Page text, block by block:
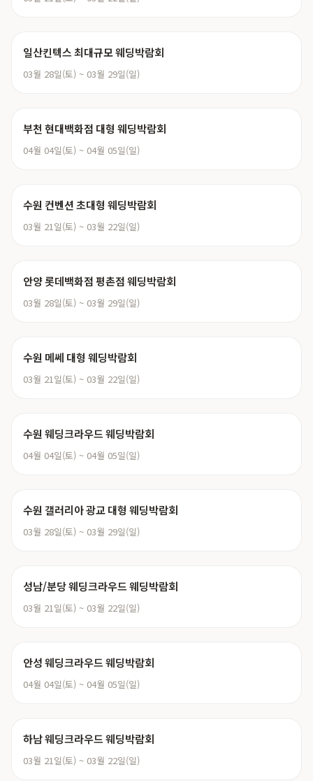
일산킨텍스 최대규모 웨딩박람회
03월 28일(토) ~ 03월 29일(일)
부천 현대백화점 대형 웨딩박람회
04월 04일(토) ~ 04월 05일(일)
수원 컨벤션 초대형 웨딩박람회
03월 21일(토) ~ 03월 22일(일)
안양 롯데백화점 평촌점 웨딩박람회
03월 28일(토) ~ 03월 29일(일)
수원 메쎄 대형 웨딩박람회
03월 21일(토) ~ 03월 22일(일)
수원 웨딩크라우드 웨딩박람회
04월 04일(토) ~ 04월 05일(일)
수원 갤러리아 광교 대형 웨딩박람회
03월 28일(토) ~ 03월 29일(일)
성남/분당 웨딩크라우드 웨딩박람회
03월 21일(토) ~ 03월 22일(일)
안성 웨딩크라우드 웨딩박람회
04월 04일(토) ~ 04월 05일(일)
하남 웨딩크라우드 웨딩박람회
03월 21일(토) ~ 03월 22일(일)